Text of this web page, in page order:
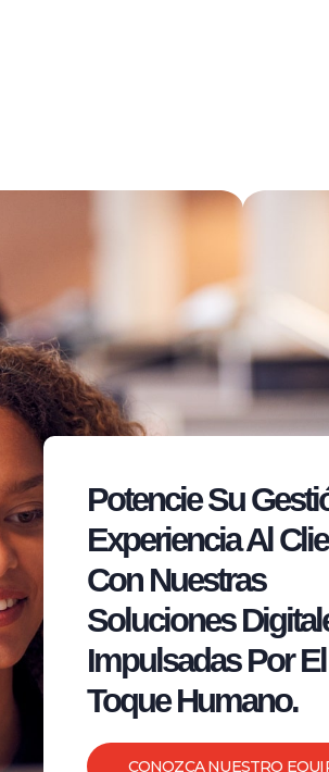
Potencie Su
Experiencia Al
Con Nuestras
Soluciones
Impulsadas Por El
Toque Humano.
CONOZCA NUESTRO